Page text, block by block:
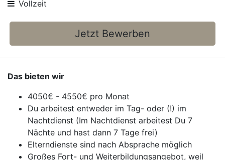
Vollzeit
Jetzt Bewerben
Das bieten wir
4050€ - 4550€ pro Monat
Du arbeitest entweder im Tag- oder (!) im
Nachtdienst (Im Nachtdienst arbeitest Du 7
Nächte und hast dann 7 Tage frei)
Elterndienste sind nach Absprache möglich
Großes Fort- und Weiterbildungsangebot, weil